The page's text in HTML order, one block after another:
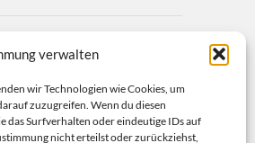
verwalten
wir Technologien wie Cookies, um
zuzugreifen. Wenn du diesen
das Surfverhalten oder eindeutige IDs auf
nicht erteilst oder zurückziehst,